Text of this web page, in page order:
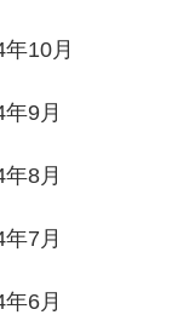
10月
9月
8月
7月
6月